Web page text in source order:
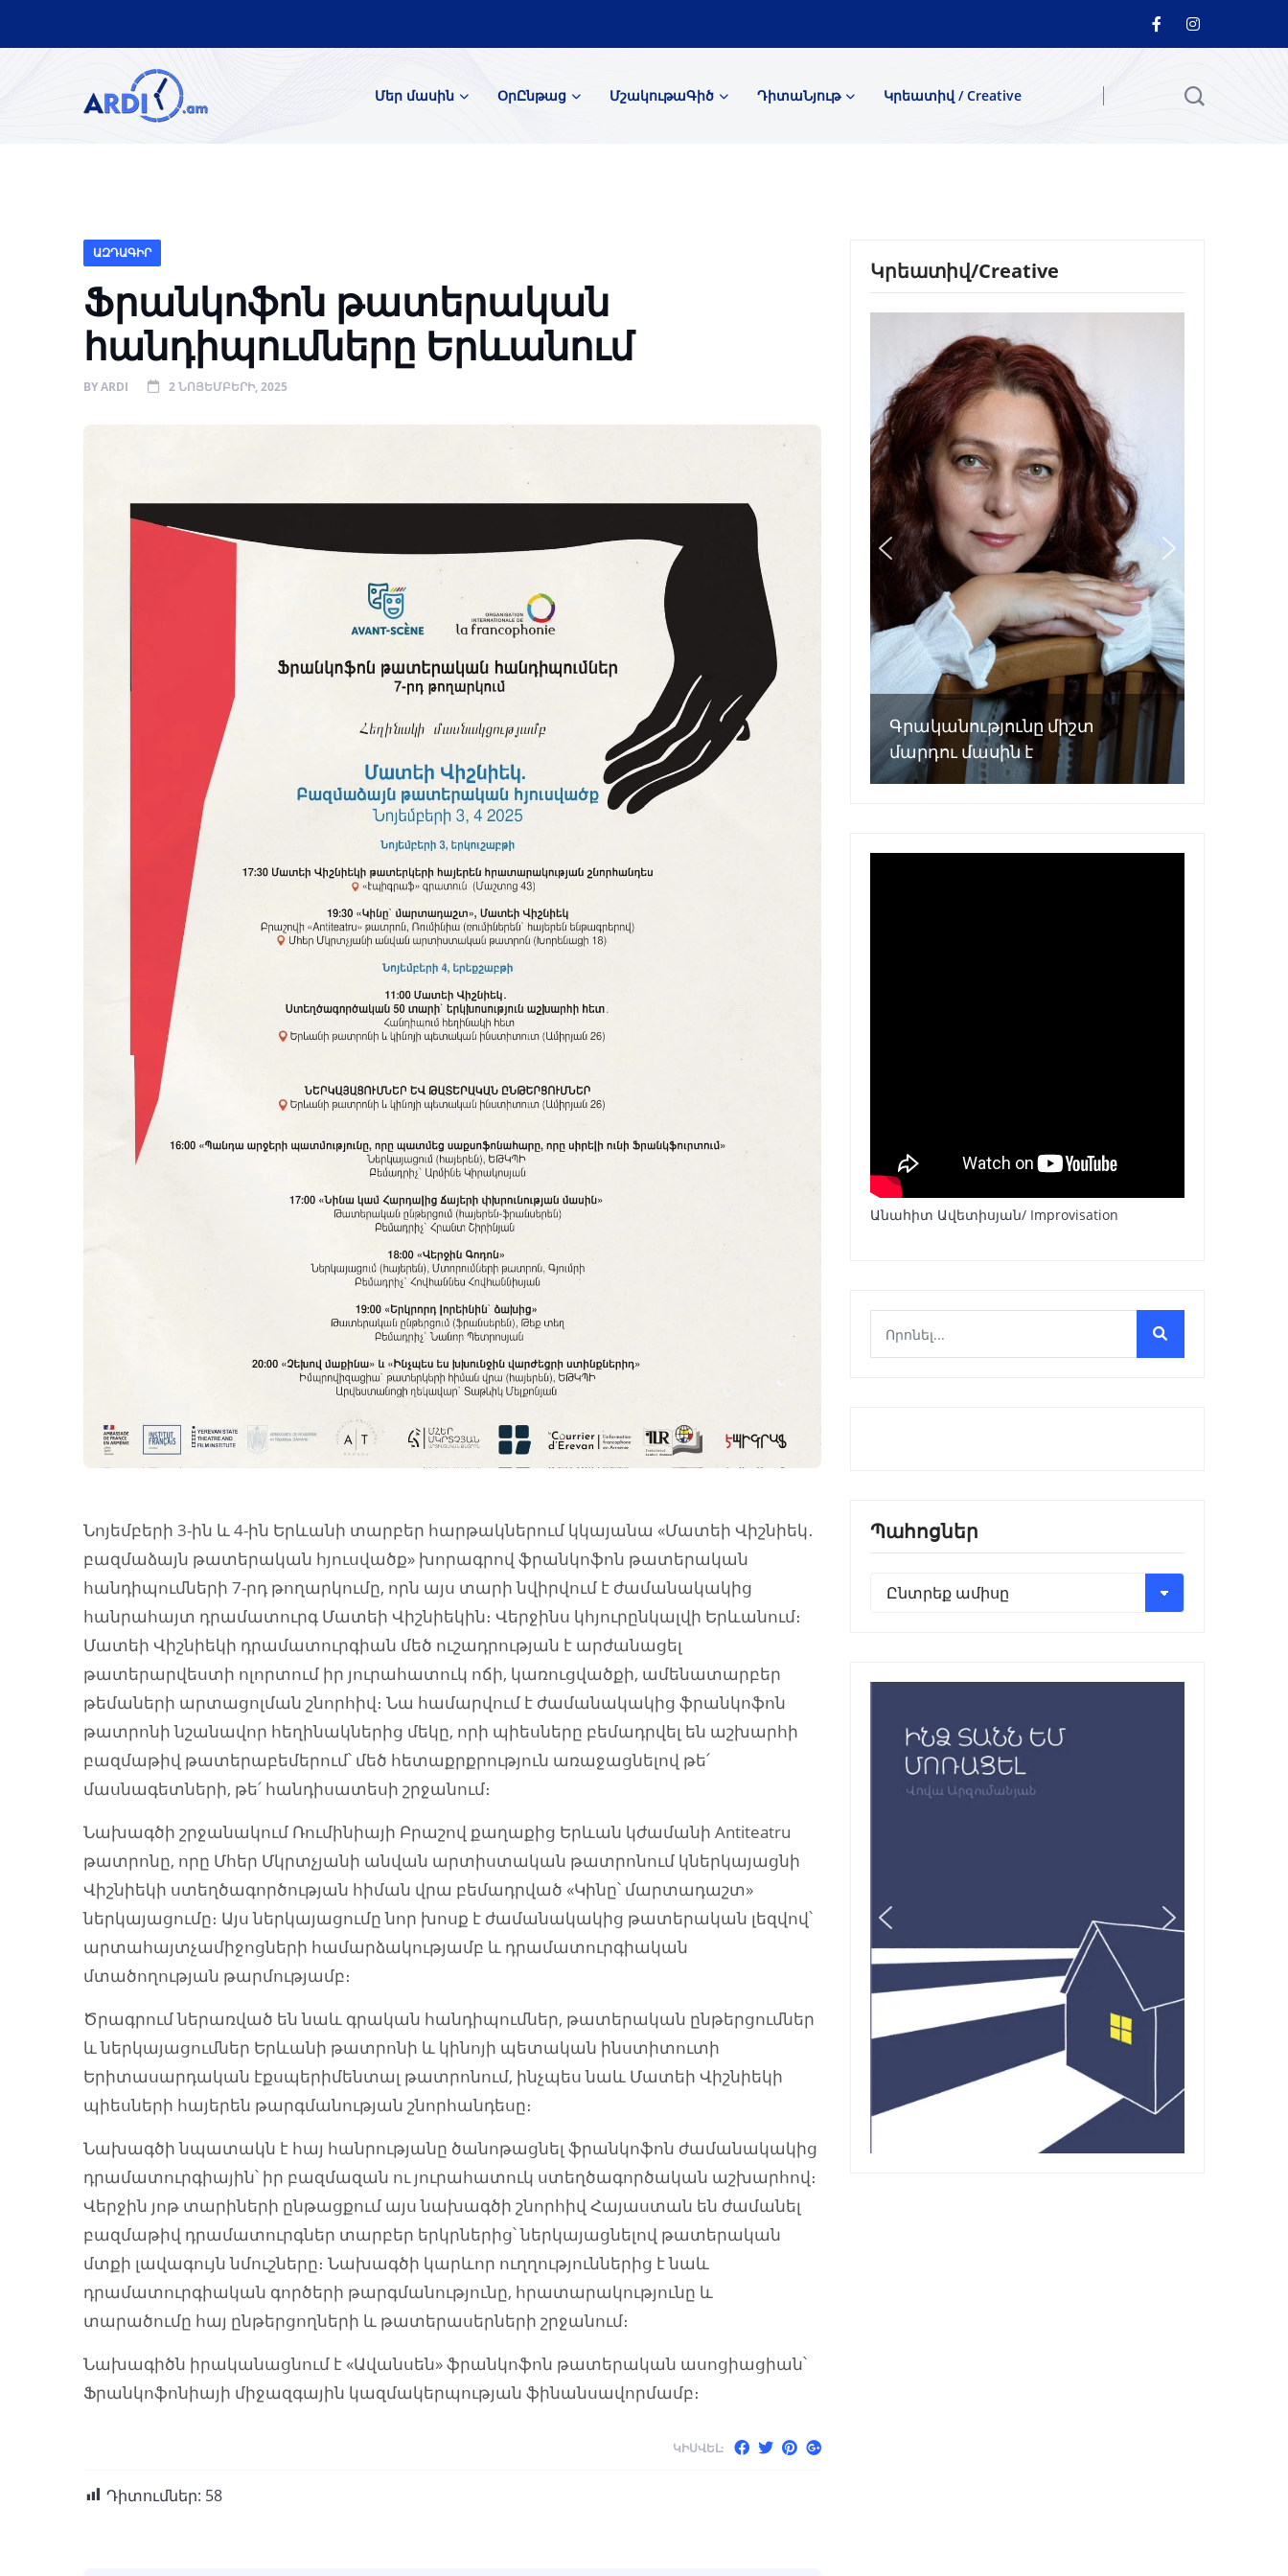
Մեր մասին ՕրԸնթաց ՄշակութաԳիծ ԴիտաՆյութ Կրեատիվ / Creative
ԱԶԴԱԳԻՐ
Ֆրանկոֆոն թատերական
հանդիպումները Երևանում
BYARDI 2 ՆՈՅԵՄԲԵՐԻ, 2025
Նոյեմբերի 3-ին և 4-ին Երևանի տարբեր հարթակներում կկայանա «Մատեի Վիշնիեկ․
բազմաձայն թատերական հյուսվածք» խորագրով ֆրանկոֆոն թատերական
հանդիպումների 7-րդ թողարկումը, որն այս տարի նվիրվում է ժամանակակից
հանրահայտ դրամատուրգ Մատեի Վիշնիեկին։ Վերջինս կհյուրընկալվի Երևանում։
Մատեի Վիշնիեկի դրամատուրգիան մեծ ուշադրության է արժանացել
թատերարվեստի ոլորտում իր յուրահատուկ ոճի, կառուցվածքի, ամենատարբեր
թեմաների արտացոլման շնորհիվ։ Նա համարվում է ժամանակակից ֆրանկոֆոն
թատրոնի նշանավոր հեղինակներից մեկը, որի պիեսները բեմադրվել են աշխարհի
բազմաթիվ թատերաբեմերում՝ մեծ հետաքրքրություն առաջացնելով թե՛
մասնագետների, թե՛ հանդիսատեսի շրջանում։
Նախագծի շրջանակում Ռումինիայի Բրաշով քաղաքից Երևան կժամանի Antiteatru
թատրոնը, որը Մհեր Մկրտչյանի անվան արտիստական թատրոնում կներկայացնի
Վիշնիեկի ստեղծագործության հիման վրա բեմադրված «Կինը՝ մարտադաշտ»
ներկայացումը։ Այս ներկայացումը նոր խոսք է ժամանակակից թատերական լեզվով՝
արտահայտչամիջոցների համարձակությամբ և դրամատուրգիական
մտածողության թարմությամբ։
Ծրագրում ներառված են նաև գրական հանդիպումներ, թատերական ընթերցումներ
և ներկայացումներ Երևանի թատրոնի և կինոյի պետական ինստիտուտի
Երիտասարդական էքսպերիմենտալ թատրոնում, ինչպես նաև Մատեի Վիշնիեկի
պիեսների հայերեն թարգմանության շնորհանդեսը։
Նախագծի նպատակն է հայ հանրությանը ծանոթացնել ֆրանկոֆոն ժամանակակից
դրամատուրգիային՝ իր բազմազան ու յուրահատուկ ստեղծագործական աշխարհով։
Վերջին յոթ տարիների ընթացքում այս նախագծի շնորհիվ Հայաստան են ժամանել
բազմաթիվ դրամատուրգներ տարբեր երկրներից՝ ներկայացնելով թատերական
մտքի լավագույն նմուշները։ Նախագծի կարևոր ուղղություններից է նաև
դրամատուրգիական գործերի թարգմանությունը, հրատարակությունը և
տարածումը հայ ընթերցողների և թատերասերների շրջանում։
Նախագիծն իրականացնում է «Ավանսեն» ֆրանկոֆոն թատերական ասոցիացիան՝
Ֆրանկոֆոնիայի միջազգային կազմակերպության ֆինանսավորմամբ։
ԿԻՍՎԵԼ:
Դիտումներ: 58
Կրեատիվ/Creative
Գրականությունը միշտ
մարդու մասին է
Անահիտ Ավետիսյան/ Improvisation
Պահոցներ